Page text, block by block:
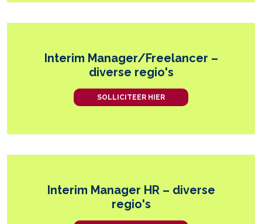
Interim Manager/Freelancer –
diverse regio's
SOLLICITEER HIER
Interim Manager HR – diverse
regio's